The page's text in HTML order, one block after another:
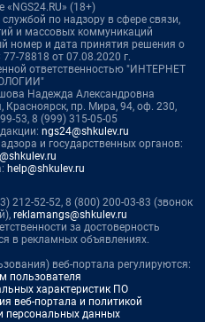
«NGS24.RU» (18+)
по надзору в сфере связи,
и массовых коммуникаций
номер и дата принятия решения о
78818 от 07.08.2020 г.
ответственностью "ИНТЕРНЕТ
Надежда Александровна
Красноярск, пр. Мира, 94, оф. 230,
53, 8 (999) 315-05-05
ngs24@shkulev.ru
и государственных органов:
help@shkulev.ru
212-52-52, 8 (800) 200-03-83 (звонок
reklamangs@shkulev.ru
за достоверность
в рекламных объявлениях.
веб-портала регулируются:
пользователя
характеристик ПО
веб-портала и политикой
персональных данных